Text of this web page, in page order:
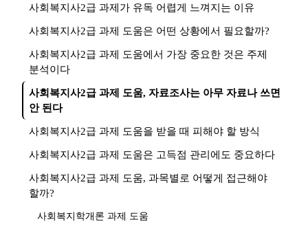
사회복지사2급 과제가 유독 어렵게 느껴지는 이유
사회복지사2급 과제 도움은 어떤 상황에서 필요할까?
사회복지사2급 과제 도움에서 가장 중요한 것은 주제
분석이다
사회복지사2급 과제 도움, 자료조사는 아무 자료나 쓰면
안 된다
사회복지사2급 과제 도움을 받을 때 피해야 할 방식
사회복지사2급 과제 도움은 고득점 관리에도 중요하다
사회복지사2급 과제 도움, 과목별로 어떻게 접근해야
할까?
사회복지학개론 과제 도움